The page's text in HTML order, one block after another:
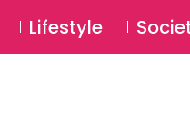
Lifestyle